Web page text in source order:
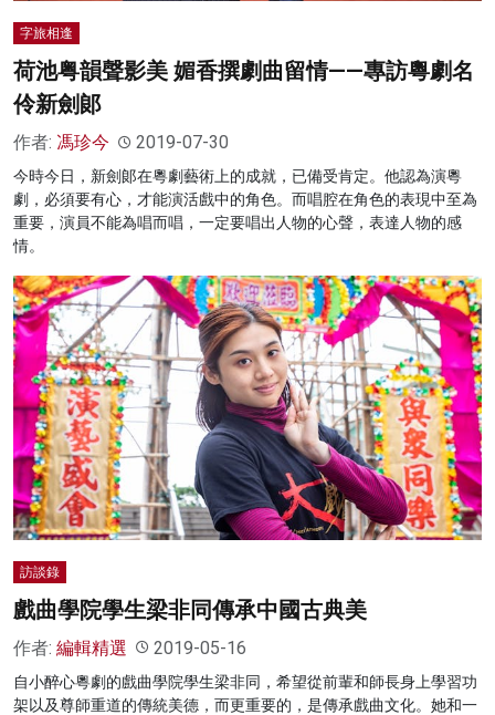
字旅相逢
荷池粤韻聲影美 媚香撰劇曲留情——專訪粵劇名
伶新劍郞
作者: 馮珍今 2019-07-30
今時今日，新劍郞在粵劇藝術上的成就，已備受肯定。他認為演粵
劇，必須要有心，才能演活戲中的角色。而唱腔在角色的表現中至為
重要，演員不能為唱而唱，一定要唱出人物的心聲，表達人物的感
情。
訪談錄
戲曲學院學生梁非同傳承中國古典美
作者: 編輯精選 2019-05-16
自小醉心粵劇的戲曲學院學生梁非同，希望從前輩和師長身上學習功
架以及尊師重道的傳統美德，而更重要的，是傳承戲曲文化。她和一